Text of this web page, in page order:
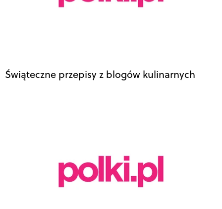
Świąteczne przepisy z blogów kulinarnych